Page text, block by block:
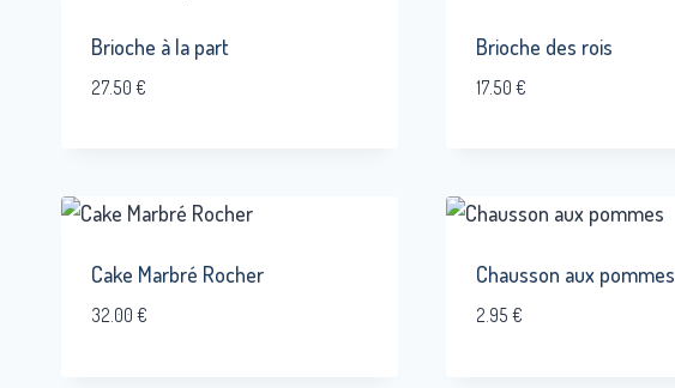
Brioche à la part
27.50 €
Brioche des rois
17.50 €
Cake Marbré Rocher
32.00 €
Chausson aux pommes
2.95 €